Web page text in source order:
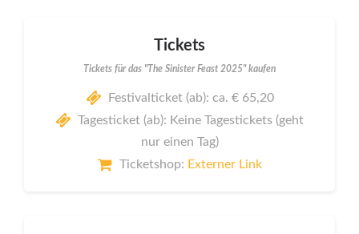
Tickets
Tickets für das "The Sinister Feast 2025" kaufen
Festivalticket (ab): ca. € 65,20
Tagesticket (ab): Keine Tagestickets (geht
nur einen Tag)
Ticketshop: Externer Link